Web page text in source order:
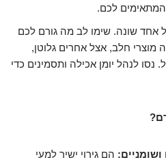
המתאימים לכם.
אחד שונה. שימו לב מה גורם לכם
מוצרי חלב, אצל אחרים גלוטן,
נסו לנהל יומן אכילה ותסמינים כדי
הם גירוי ישיר למעי